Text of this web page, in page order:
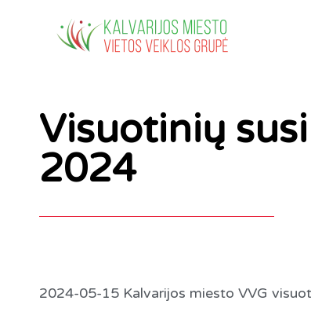
Visuotinių
2024
2024-05-15 Kalvarijos miesto VVG